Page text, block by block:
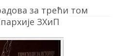
за трећи том
ЗХиП